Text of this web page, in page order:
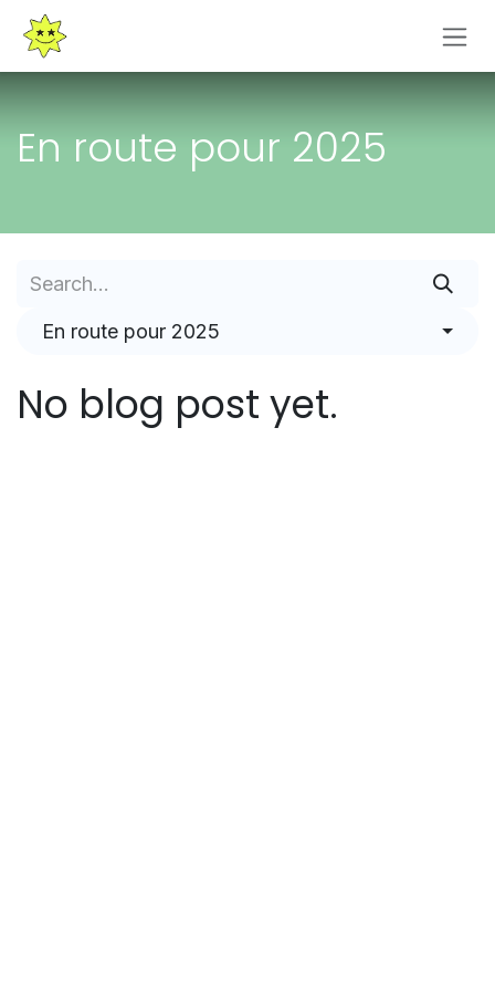
Skip to Content
En route pour 2025
En route pour 2025
No blog post yet.